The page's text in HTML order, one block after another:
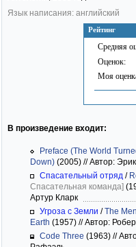
Рейтинг
Средняя
Оценок:
Моя
Язык написания: английский
В произведение входит:
Preface (The World
Down) (2005) //Автор:
Спасательный отряд /
Спасательная команда]
Артур Кларк
Угроза с Земли /The
Earth (1957) //Автор:
Code Three (1963) //